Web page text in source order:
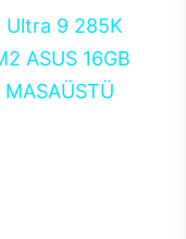
Ultra 9 285K
ASUS 16GB